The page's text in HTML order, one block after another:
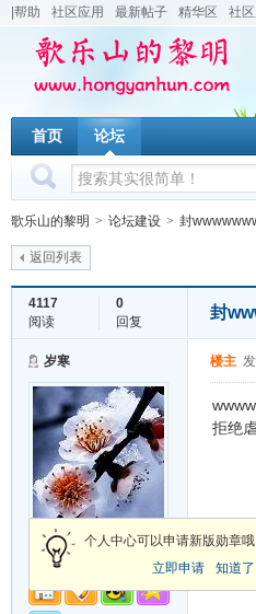
|帮助 社区应用 最新帖子 精华区 社
首页 论坛
歌乐山的黎明 > 论坛建设 > 封
返回列表
4117
阅读
0
回复
封
岁寒
军长
个人中心可以申请新版勋章哦
立即申请
知道了
楼主
拒绝